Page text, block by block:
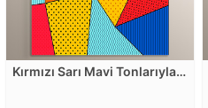
Kırmızı Sarı Mavi Tonlarıyla